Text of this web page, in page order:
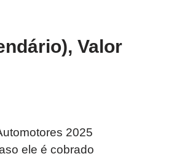
Valor
2025
ele é cobrado